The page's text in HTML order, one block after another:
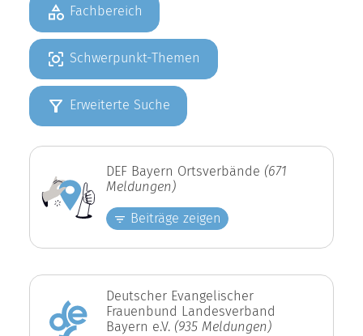
Fachbereich
Schwerpunkt-Themen
Erweiterte Suche
DEF Bayern Ortsverbände (671
Meldungen)
Beiträge zeigen
Deutscher Evangelischer
Frauenbund Landesverband
Bayern e.V. (935 Meldungen)